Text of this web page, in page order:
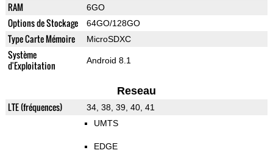
RAM 6GO
Options de Stockage 64GO/128GO
Type Carte Mémoire MicroSDXC
Système
d'Exploitation
Android 8.1
Reseau
LTE (fréquences) 34, 38, 39, 40, 41
UMTS
EDGE